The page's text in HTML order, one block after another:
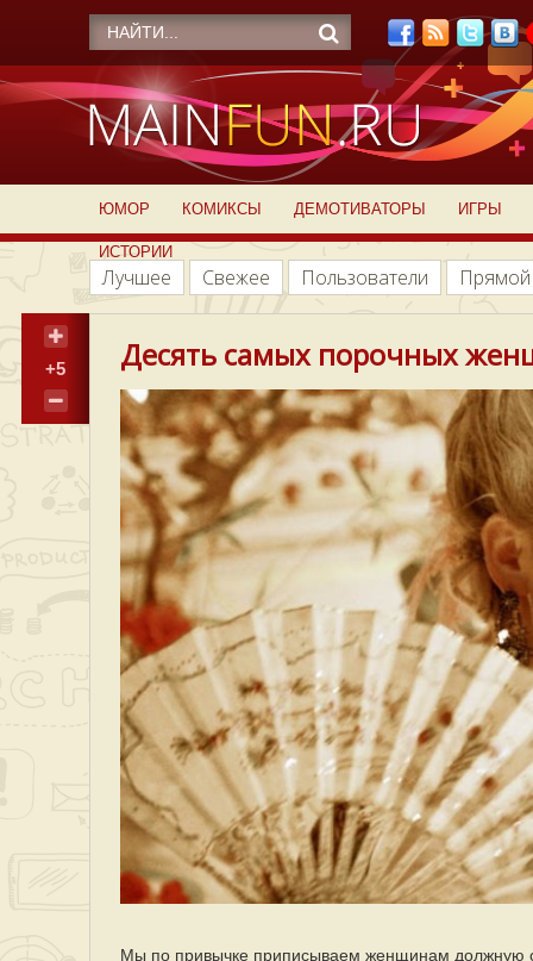
ЮМОР КОМИКСЫ ДЕМОТИВАТОРЫ ИГРЫ
ИСТОРИИ
Лучшее Свежее Пользователи
+5 Десять самых порочных
Мы по привычке приписываем женщинам должную